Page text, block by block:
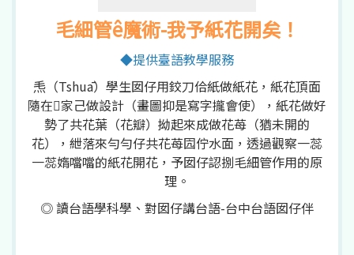
毛細管ê魔術-我予紙花開矣！
◆提供臺語教學服務
𤆬（Tshuā）學生囡仔用鉸刀佮紙做紙花，紙花頂面
隨在𪜶家己做設計（畫圖抑是寫字攏會使），紙花做好
勢了共花葉（花瓣）拗起來成做花苺（猶未開的
花），紲落來勻勻仔共花苺囥佇水面，透過觀察一蕊
一蕊媠噹噹的紙花開花，予囡仔認捌毛細管作用的原
理。
◎ 讀台語學科學、對囡仔講台語-台中台語囡仔伴